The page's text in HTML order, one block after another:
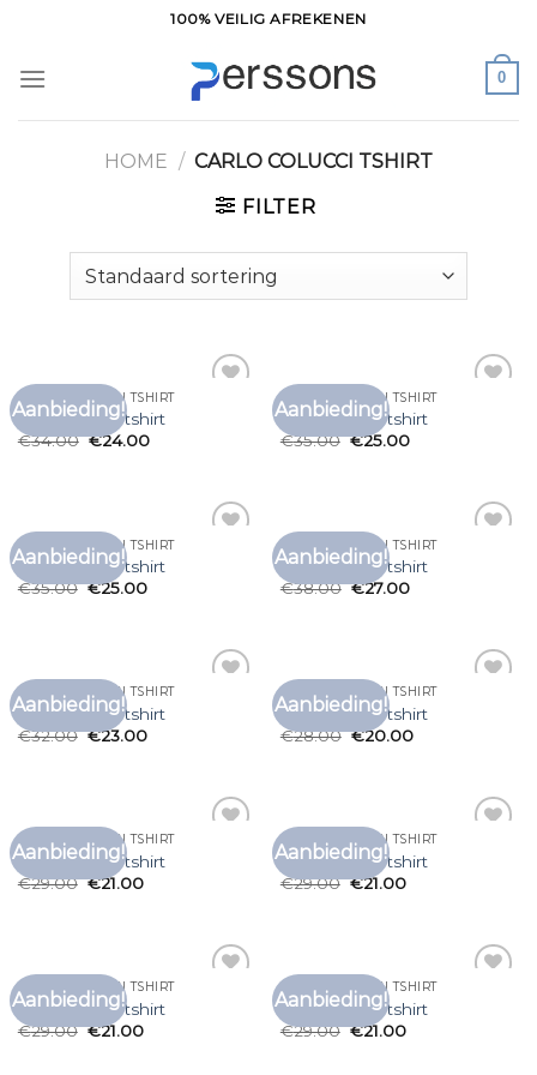
inhoud
100% VEILIG AFREKENEN
0
HOME / CARLO COLUCCI TSHIRT
FILTER
Aanbieding!
CARLO COLUCCI TSHIRT
carlo colucci tshirt
€34.00 €24.00
Aanbieding!
CARLO COLUCCI TSHIRT
carlo colucci tshirt
€35.00 €25.00
Aanbieding!
CARLO COLUCCI TSHIRT
carlo colucci tshirt
€35.00 €25.00
Aanbieding!
CARLO COLUCCI TSHIRT
carlo colucci tshirt
€38.00 €27.00
Aanbieding!
CARLO COLUCCI TSHIRT
carlo colucci tshirt
€32.00 €23.00
Aanbieding!
CARLO COLUCCI TSHIRT
carlo colucci tshirt
€28.00 €20.00
Aanbieding!
CARLO COLUCCI TSHIRT
carlo colucci tshirt
€29.00 €21.00
Aanbieding!
CARLO COLUCCI TSHIRT
carlo colucci tshirt
€29.00 €21.00
Aanbieding!
CARLO COLUCCI TSHIRT
carlo colucci tshirt
€29.00 €21.00
Aanbieding!
CARLO COLUCCI TSHIRT
carlo colucci tshirt
€29.00 €21.00